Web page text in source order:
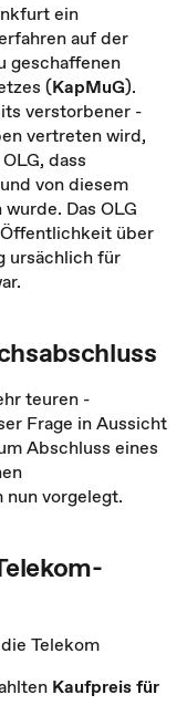
ein
auf der
geschaffenen
(KapMuG).
verstorbener -
vertreten wird,
dass
von diesem
Das OLG
über
ursächlich für
teuren -
Frage in Aussicht
Abschluss eines
nun vorgelegt.
Telekom
Kaufpreis für